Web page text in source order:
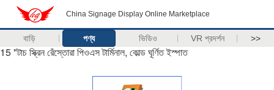
China Signage Display Online Marketplace
বাড়ি পণ্য ভিডিও VR প্রদর্শন >>
15 "টাচ স্ক্রিন রেঁস্তোরা পিওএস টার্মিনাল, কোল্ড ঘূর্ণিত ইস্পাত